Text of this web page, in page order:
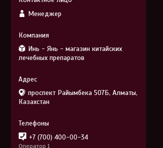
Менеджер
Инь - Янь - магазин китайских
лечебных препаратов
проспект Райымбека 507Б, Алматы,
Казахстан
+7 (700) 400-00-34
Оператор 1